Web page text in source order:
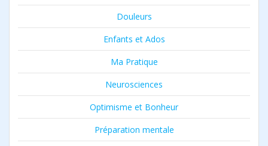
Douleurs
Enfants et Ados
Ma Pratique
Neurosciences
Optimisme et Bonheur
Préparation mentale